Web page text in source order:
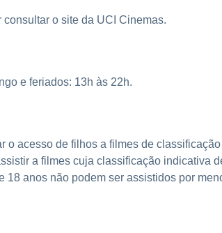
o site da UCI Cinemas.
e feriados: 13h às 22h.
acesso de filhos a filmes de
a filmes cuja classificação indicativa
anos não podem ser assistidos por